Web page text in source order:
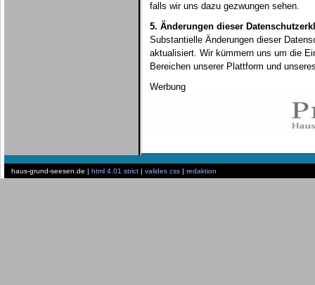
falls wir uns dazu gezwungen sehen.
5. Änderungen dieser
Substantielle Änderungen dieser
aktualisiert. Wir kümmern uns um die
Bereichen unserer Plattform und
Werbung
haus-grund-seesen.de | html 4.01 strict | valides css | redaktion